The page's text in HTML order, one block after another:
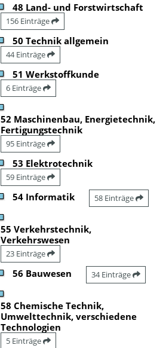
48 Land- und Forstwirtschaft
156 Einträge
50 Technik allgemein
44 Einträge
51 Werkstoffkunde
6 Einträge
52 Maschinenbau, Energietechnik,
Fertigungstechnik
95 Einträge
53 Elektrotechnik
59 Einträge
54 Informatik 58 Einträge
55 Verkehrstechnik,
Verkehrswesen
23 Einträge
56 Bauwesen 34 Einträge
58 Chemische Technik,
Umwelttechnik, verschiedene
Technologien
5 Einträge